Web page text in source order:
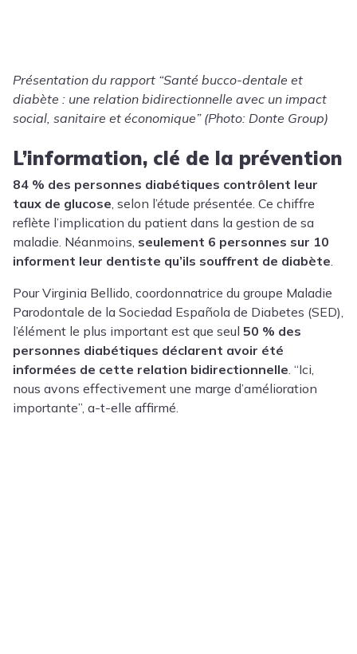
Présentation du rapport “Santé bucco-dentale et
diabète : une relation bidirectionnelle avec un impact
social, sanitaire et économique” (Photo: Donte Group)
L’information, clé de la prévention
84 % des personnes diabétiques contrôlent leur
taux de glucose, selon l’étude présentée. Ce chiffre
reflète l’implication du patient dans la gestion de sa
maladie. Néanmoins, seulement 6 personnes sur 10
informent leur dentiste qu’ils souffrent de diabète.
PourVirginia Bellido, coordonnatrice du groupe Maladie
Parodontale de la Sociedad Española de Diabetes (SED),
l’élément le plus important est que seul 50 % des
personnes diabétiques déclarent avoir été
informées de cette relation bidirectionnelle. “Ici,
nous avons effectivement une marge d’amélioration
importante”, a-t-elle affirmé.